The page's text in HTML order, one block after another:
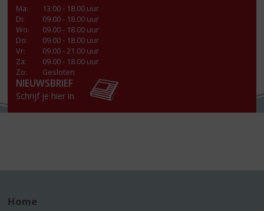
Ma:
13:00 - 18.00 uur
Di:
09.00 - 18.00 uur
Wo:
09.00 - 18.00 uur
Do:
09.00 - 18.00 uur
Vr:
09.00 - 21.00 uur
Za:
09.00 - 18.00 uur
Zo:
Gesloten
NIEUWSBRIEF
Schrijf je hier in
Home